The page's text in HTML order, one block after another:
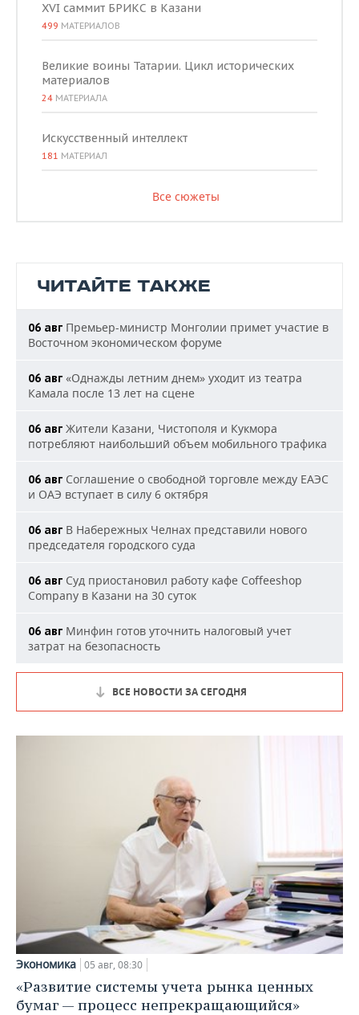
XVI саммит БРИКС в Казани
499 МАТЕРИАЛОВ
Великие воины Татарии. Цикл исторических
материалов
24 МАТЕРИАЛА
Искусственный интеллект
181 МАТЕРИАЛ
Все сюжеты
ЧИТАЙТЕ ТАКЖЕ
06 авг Премьер-министр Монголии примет участие в
Восточном экономическом форуме
06 авг «Однажды летним днем» уходит из театра
Камала после 13 лет на сцене
06 авг Жители Казани, Чистополя и Кукмора
потребляют наибольший объем мобильного трафика
06 авг Соглашение о свободной торговле между ЕАЭС
и ОАЭ вступает в силу 6 октября
06 авг В Набережных Челнах представили нового
председателя городского суда
06 авг Суд приостановил работу кафе Coffeeshop
Company в Казани на 30 суток
06 авг Минфин готов уточнить налоговый учет
затрат на безопасность
ВСЕ НОВОСТИ ЗА СЕГОДНЯ
Экономика 05 авг, 08:30
«Развитие системы учета рынка ценных
бумаг — процесс непрекращающийся»